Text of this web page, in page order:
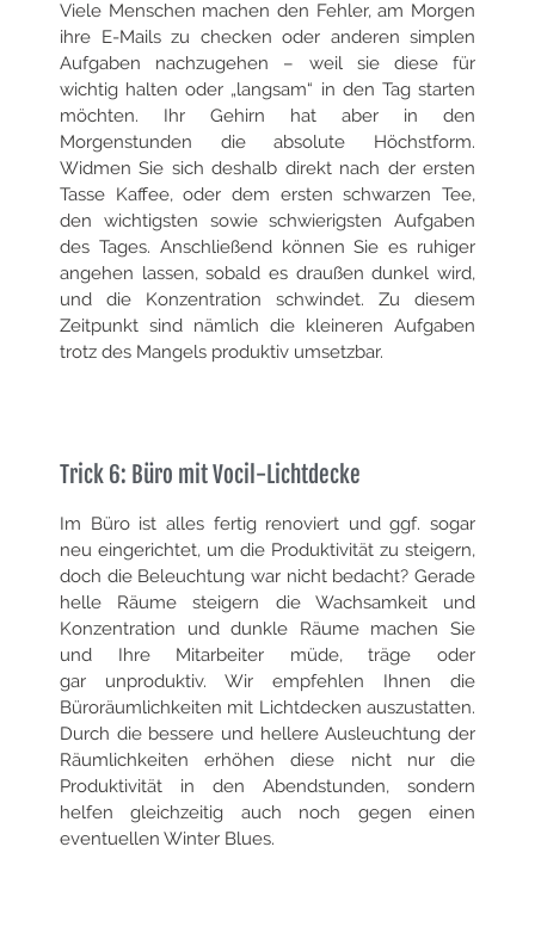
Viele Menschen machen den Fehler, am Morgen
ihre E-Mails zu checken oder anderen simplen
Aufgaben nachzugehen – weil sie diese für
wichtig halten oder „langsam“ in den Tag starten
möchten. Ihr Gehirn hat aber in den
Morgenstunden die absolute Höchstform.
Widmen Sie sich deshalb direkt nach der ersten
Tasse Kaffee, oder dem ersten schwarzen Tee,
den wichtigsten sowie schwierigsten Aufgaben
des Tages. Anschließend können Sie es ruhiger
angehen lassen, sobald es draußen dunkel wird,
und die Konzentration schwindet. Zu diesem
Zeitpunkt sind nämlich die kleineren Aufgaben
trotz des Mangels produktiv umsetzbar.
Trick 6: Büro mit Vocil-Lichtdecke
Im Büro ist alles fertig renoviert und ggf. sogar
neu eingerichtet, um die Produktivität zu steigern,
doch die Beleuchtung war nicht bedacht? Gerade
helle Räume steigern die Wachsamkeit und
Konzentration und dunkle Räume machen Sie
und Ihre Mitarbeiter müde, träge oder
gar unproduktiv. Wir empfehlen Ihnen die
Büroräumlichkeiten mit Lichtdecken auszustatten.
Durch die bessere und hellere Ausleuchtung der
Räumlichkeitenerhöhen diese nicht nur die
Produktivität in den Abendstunden, sondern
helfen gleichzeitig auch noch gegen einen
eventuellen Winter Blues.